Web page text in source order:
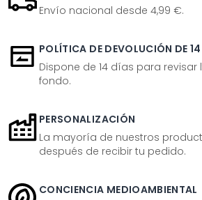
Envío nacional desde 4,99 €.
POLÍTICA DE DEVOLUCIÓN DE
Dispone de 14 días para
fondo.
PERSONALIZACIÓN
La mayoría de nuestros
después de recibir tu pedido.
CONCIENCIA MEDIOAMBIENTAL